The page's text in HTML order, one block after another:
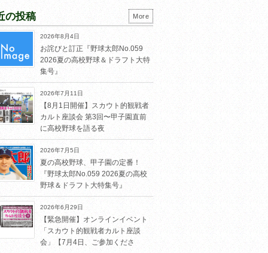
の投稿
2026年8月4日
お詫びと訂正『野球太郎No.059
2026夏の高校野球＆ドラフト大特
集号』
2026年7月11日
【8月1日開催】スカウト的観戦者
カルト座談会 第3回〜甲子園直前
に高校野球を語る夜
2026年7月5日
夏の高校野球、甲子園の定番！
『野球太郎No.059 2026夏の高校
野球＆ドラフト大特集号』
2026年6月29日
【緊急開催】オンラインイベント
「スカウト的観戦者カルト座談
会」【7月4日、ご参加くださ
More